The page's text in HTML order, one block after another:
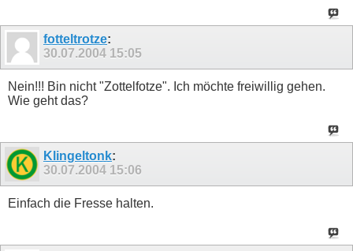
fotteltrotze:
30.07.2004 15:05
Nein!!! Bin nicht "Zottelfotze". Ich möchte freiwillig gehen.
Wie geht das?
Klingeltonk:
30.07.2004 15:06
Einfach die Fresse halten.